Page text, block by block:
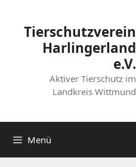
springenTierschutzverein
Harlingerland
e.V.
Aktiver Tierschutz im
Landkreis Wittmund
Menü